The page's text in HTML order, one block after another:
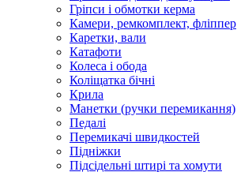
Гріпси і обмотки керма
Камери, ремкомплект, фліппер
Каретки, вали
Катафоти
Колеса і обода
Коліщатка бічні
Крила
Манетки (ручки перемикання)
Педалі
Перемикачі швидкостей
Підніжки
Підсідельні штирі та хомути